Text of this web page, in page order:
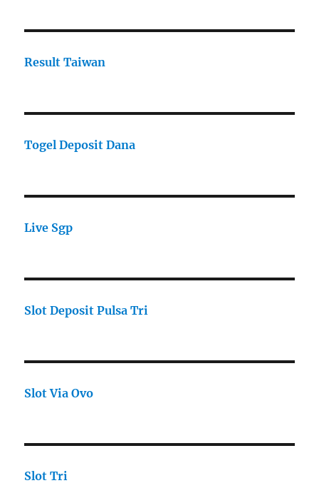
Result Taiwan
Togel Deposit Dana
Live Sgp
Slot Deposit Pulsa Tri
Slot Via Ovo
Slot Tri